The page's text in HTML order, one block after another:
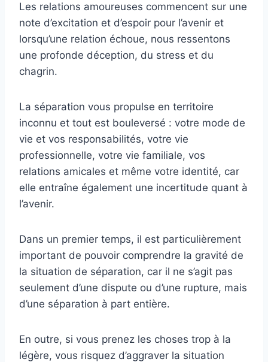
Les relations amoureuses commencent sur une
note d’excitation et d’espoir pour l’avenir et
lorsqu’une relation échoue, nous ressentons
une profonde déception, du stress et du
chagrin.
La séparation vous propulse en territoire
inconnu et tout est bouleversé : votre mode de
vie et vos responsabilités, votre vie
professionnelle, votre vie familiale, vos
relations amicales et même votre identité, car
elle entraîne également une incertitude quant à
l’avenir.
Dans un premier temps, il est particulièrement
important de pouvoir comprendre la gravité de
la situation de séparation, car il ne s’agit pas
seulement d’une dispute ou d’une rupture, mais
d’une séparation à part entière.
En outre, si vous prenez les choses trop à la
légère, vous risquez d’aggraver la situation